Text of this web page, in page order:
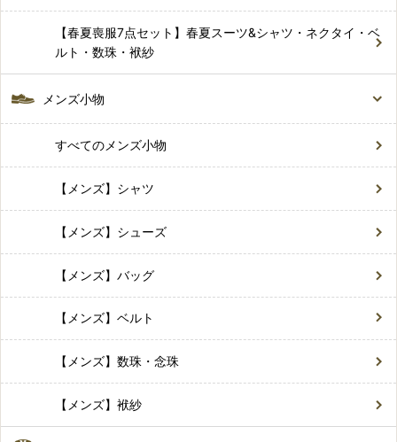
【春夏喪服7点セット】春夏スーツ&シャツ・ネクタイ・ベ
ルト・数珠・袱紗
メンズ小物
すべてのメンズ小物
【メンズ】シャツ
【メンズ】シューズ
【メンズ】バッグ
【メンズ】ベルト
【メンズ】数珠・念珠
【メンズ】袱紗